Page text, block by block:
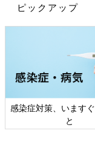
ピックアップ
ん・
日本外来小児